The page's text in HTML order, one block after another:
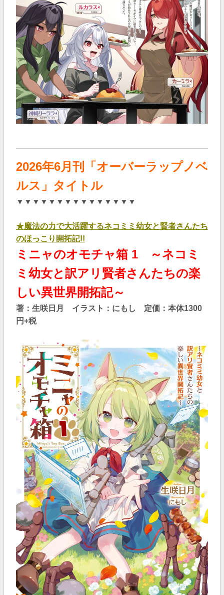
2026年6月刊「オーバーラップノベ
ルス」タイトル
▼▼▼▼▼▼▼▼▼▼▼▼▼▼▼
★魔法の力で大活躍するネコミミ幼女と賢者さんたち
のほっこり開拓記!!
ミニャのオモチャ箱 1 ～ネコミ
ミ幼女と訳アリ賢者さんたちの楽
しい異世界開拓記～
著：生咲日月 イラスト：にもし 定価：本体1300
円+税